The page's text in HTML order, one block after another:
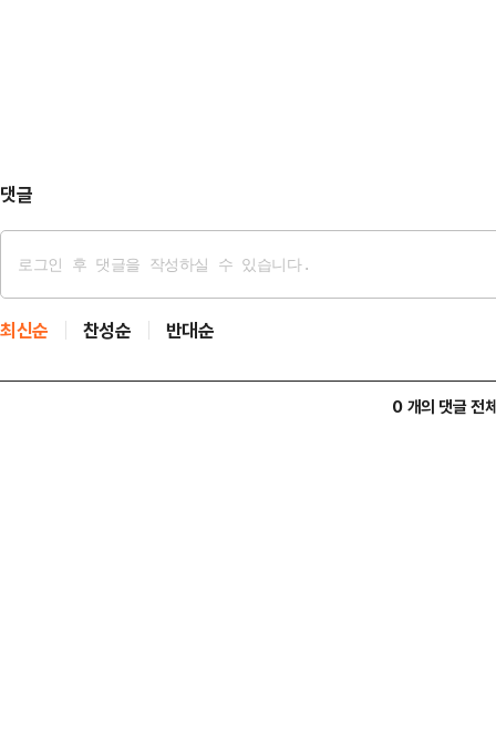
댓글
최신순 찬성순 반대순
0 개의 댓글 전